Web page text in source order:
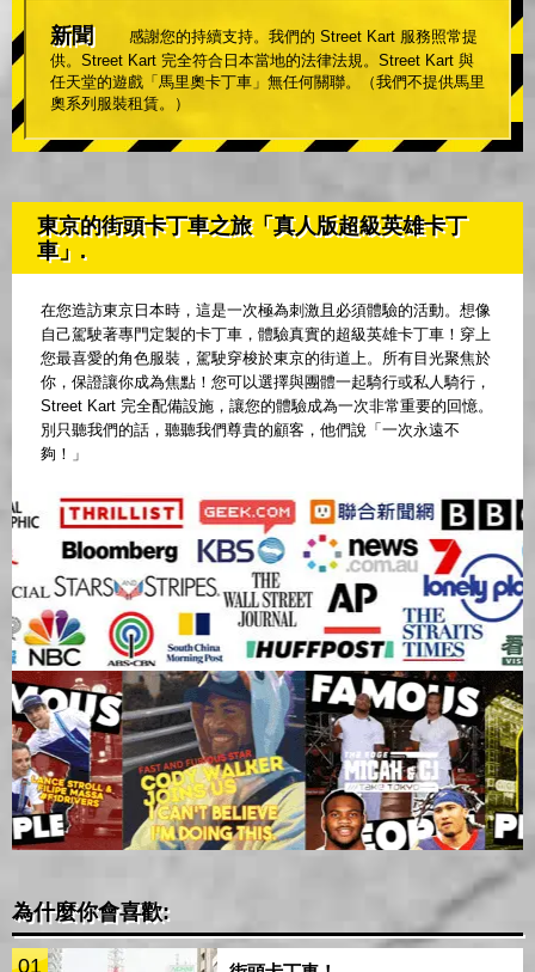
新聞
感謝您的持續支持。我們的 Street Kart 服務照常提
供。Street Kart 完全符合日本當地的法律法規。Street Kart 與
任天堂的遊戲「馬里奧卡丁車」無任何關聯。（我們不提供馬里
奧系列服裝租賃。）
東京的街頭卡丁車之旅「真人版超級英雄卡丁
車」.
在您造訪東京日本時，這是一次極為刺激且必須體驗的活動。想像
自己駕駛著專門定製的卡丁車，體驗真實的超級英雄卡丁車！穿上
您最喜愛的角色服裝，駕駛穿梭於東京的街道上。所有目光聚焦於
你，保證讓你成為焦點！您可以選擇與團體一起騎行或私人騎行，
Street Kart 完全配備設施，讓您的體驗成為一次非常重要的回憶。
別只聽我們的話，聽聽我們尊貴的顧客，他們說「一次永遠不
夠！」
為什麼你會喜歡:
01